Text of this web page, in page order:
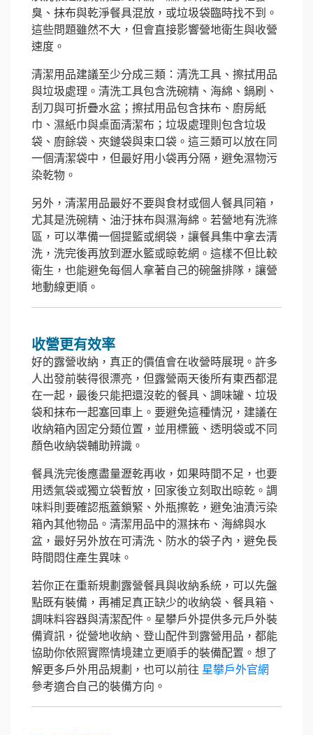
臭、抹布與乾淨餐具混放，或垃圾袋臨時找不到。
這些問題雖然不大，但會直接影響營地衛生與收營
速度。
清潔用品建議至少分成三類：清洗工具、擦拭用品
與垃圾處理。清洗工具包含洗碗精、海綿、鍋刷、
刮刀與可折疊水盆；擦拭用品包含抹布、廚房紙
巾、濕紙巾與桌面清潔布；垃圾處理則包含垃圾
袋、廚餘袋、夾鏈袋與束口袋。這三類可以放在同
一個清潔袋中，但最好用小袋再分隔，避免濕物污
染乾物。
另外，清潔用品最好不要與食材或個人餐具同箱，
尤其是洗碗精、油汙抹布與濕海綿。若營地有洗滌
區，可以準備一個提籃或網袋，讓餐具集中拿去清
洗，洗完後再放到瀝水籃或晾乾網。這樣不但比較
衛生，也能避免每個人拿著自己的碗盤排隊，讓營
地動線更順。
收營更有效率
好的露營收納，真正的價值會在收營時展現。許多
人出發前裝得很漂亮，但露營兩天後所有東西都混
在一起，最後只能把還沒乾的餐具、調味罐、垃圾
袋和抹布一起塞回車上。要避免這種情況，建議在
收納箱內固定分類位置，並用標籤、透明袋或不同
顏色收納袋輔助辨識。
餐具洗完後應盡量瀝乾再收，如果時間不足，也要
用透氣袋或獨立袋暫放，回家後立刻取出晾乾。調
味料則要確認瓶蓋鎖緊、外瓶擦乾，避免油漬污染
箱內其他物品。清潔用品中的濕抹布、海綿與水
盆，最好另外放在可清洗、防水的袋子內，避免長
時間悶住產生異味。
若你正在重新規劃露營餐具與收納系統，可以先盤
點既有裝備，再補足真正缺少的收納袋、餐具箱、
調味料容器與清潔配件。星攀戶外提供多元戶外裝
備資訊，從營地收納、登山配件到露營用品，都能
協助你依照實際情境建立更順手的裝備配置。想了
解更多戶外用品規劃，也可以前往 星攀戶外官網
參考適合自己的裝備方向。